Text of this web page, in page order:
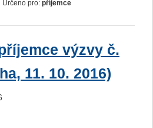
Určeno pro: příjemce
výzvy č.
11. 10. 2016)